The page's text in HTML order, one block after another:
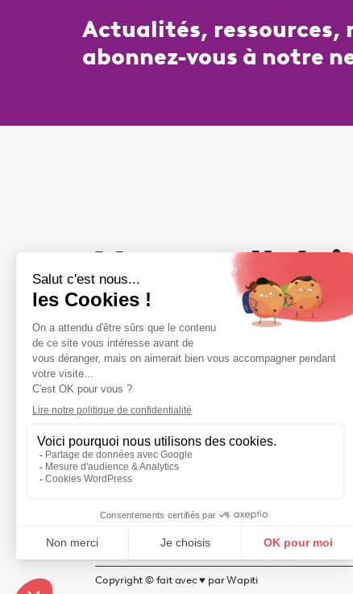
Actualités, ressources,
abonnez-vous à notre
Votre
compte
NOUS REJOINDRE
20 rue Saint-Nicolas · 75012 PARIS
MENTIONS LÉGALESPOLITIQUE DE
Copyright © fait avec ♥️ par Wapiti